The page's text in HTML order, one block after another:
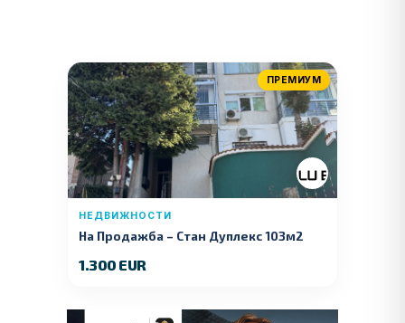
ПРЕМИУМ
НЕДВИЖНОСТИ
На Продажба – Стан Дуплекс 103м2
1.300 EUR